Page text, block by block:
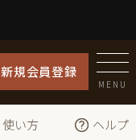
新規会員登録
MENU
使い方 ヘルプ